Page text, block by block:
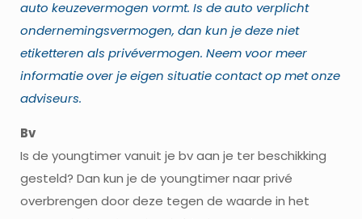
auto keuzevermogen vormt. Is de auto verplicht
ondernemingsvermogen, dan kun je deze niet
etiketteren als privévermogen. Neem voor meer
informatie over je eigen situatie contact op met onze
adviseurs.
Bv
Is de youngtimer vanuit je bv aan je ter beschikking
gesteld? Dan kun je de youngtimer naar privé
overbrengen door deze tegen de waarde in het